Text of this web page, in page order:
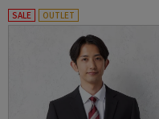
SALE OUTLET